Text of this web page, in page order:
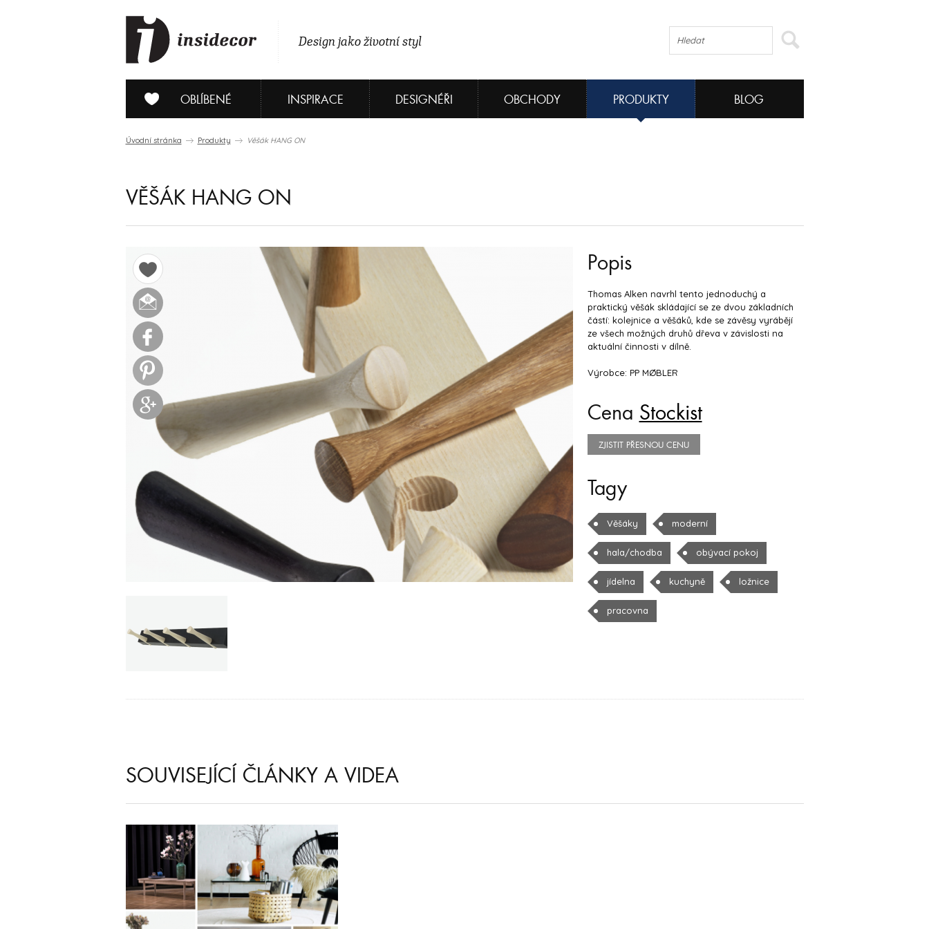
Design jako životní styl
OBLÍBENÉ INSPIRACE DESIGNÉŘI OBCHODY PRODUKTY BLOG
Úvodní stránka Produkty Věšák HANG ON
VĚŠÁK HANG ON
Popis
Thomas Alken navrhl tento jednoduchý a
praktický věšák skládající se ze dvou základních
částí: kolejnice a věšáků, kde se závěsy vyrábějí
ze všech možných druhů dřeva v závislosti na
aktuální činnosti v dílně.
Výrobce: PP MØBLER
Cena Stockist
ZJISTIT PŘESNOU CENU
Tagy
Věšáky moderní
hala/chodba obývací pokoj
jídelna kuchyně ložnice
pracovna
SOUVISEJÍCÍ ČLÁNKY A VIDEA